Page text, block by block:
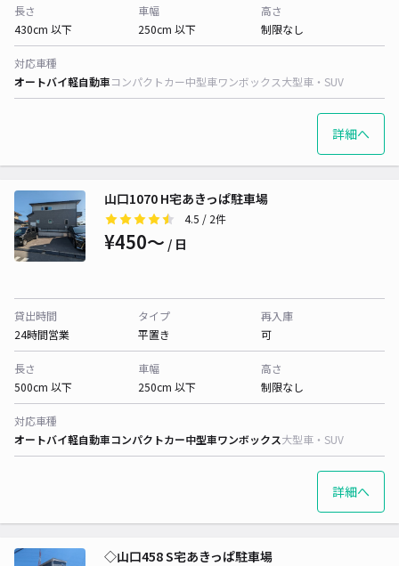
長さ
430cm 以下
車幅
250cm 以下
高さ
制限なし
対応車種
オートバイ軽自動車コンパクトカー中型車ワンボックス大型車・SUV
詳細へ
山口1070 H宅あきっぱ駐車場
4.5 / 2件
¥450〜 / 日
貸出時間
24時間営業
タイプ
平置き
再入庫
可
長さ
500cm 以下
車幅
250cm 以下
高さ
制限なし
対応車種
オートバイ軽自動車コンパクトカー中型車ワンボックス大型車・SUV
詳細へ
◇山口458 S宅あきっぱ駐車場